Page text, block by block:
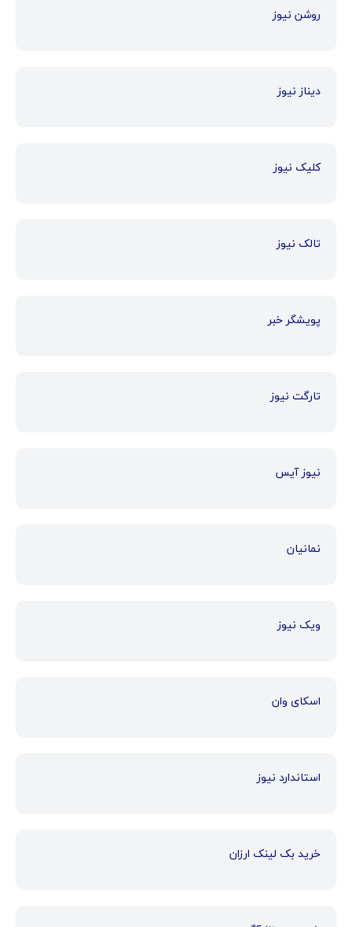
روشن نیوز
دیناز نیوز
کلیک نیوز
تالک نیوز
پویشگر خبر
تارگت نیوز
نیوز آیس
نمانیان
ویک نیوز
اسکای وان
استاندارد نیوز
خرید بک لینک ارزان